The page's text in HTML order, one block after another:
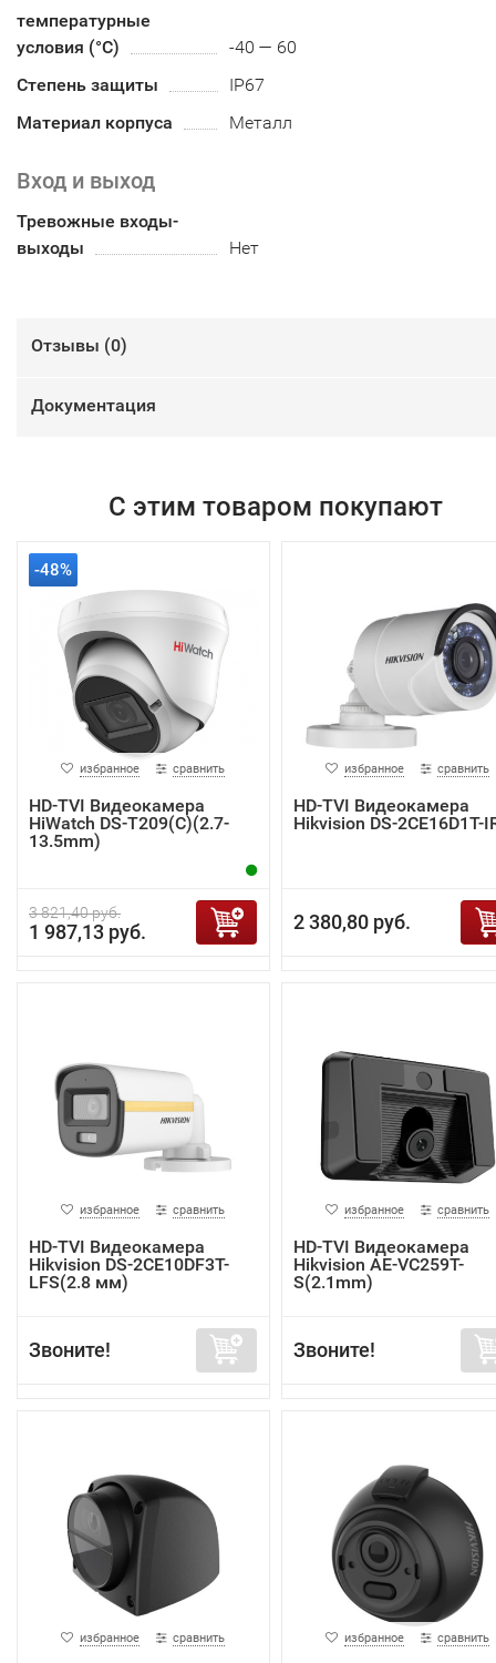
температурные
условия (°С)
-40 — 60
Степень защиты
IP67
Материал корпуса
Металл
Вход и выход
Тревожные входы-
выходы
Нет
Отзывы (0)
Документация
С этим товаром покупают
-48%
избранное сравнить
HD-TVI Видеокамера
HiWatch DS-T209(C)(2.7-
13.5mm)
3 821,40 руб.
1 987,13 руб.
избранное сравнить
HD-TVI Видеокамера
Hikvision DS-2CE16D1T-
2 380,80 руб.
избранное сравнить
HD-TVI Видеокамера
Hikvision DS-2CE10DF3T-
LFS(2.8 мм)
Звоните!
избранное сравнить
HD-TVI Видеокамера
Hikvision AE-VC259T-
S(2.1mm)
Звоните!
избранное сравнить избранное сравнить